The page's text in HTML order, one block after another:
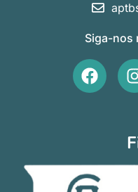
Siga-nos
F
a
o
k
I